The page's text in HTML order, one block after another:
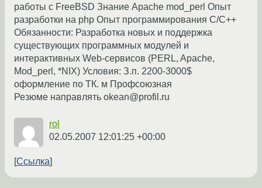
работы с FreeBSD Знание Apache mod_perl Опыт
разработки на php Опыт программирования C/С++
Обязанности: Разработка новых и поддержка
существующих программных модулей и
интерактивных Web-сервисов (PERL, Apache,
Mod_perl, *NIX) Условия: З.п. 2200-3000$
оформление по ТК. м Профсоюзная
Резюме направлять okean@profil.ru
rol
02.05.2007 12:01:25 +00:00
Ссылка